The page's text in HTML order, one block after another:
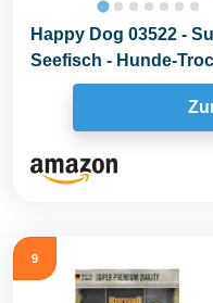
Happy Dog 03522 -
Seefisch - Hunde-
Hunde...
9